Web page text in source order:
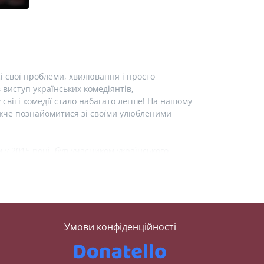
свої проблеми, хвилювання і просто
українських комедіянтів,
комедії стало набагато легше! На нашому
познайомитися зі своїми улюбленими
клубу «Підпільний стендап». Також
— Лєра Мандзюк. Ви знали, що вона
кварталі та є резидентом західно-
Умови конфіденційності